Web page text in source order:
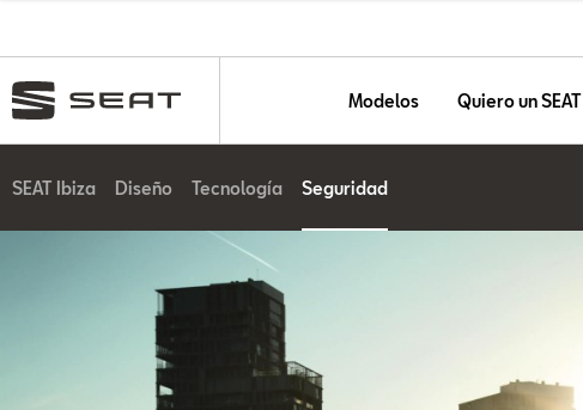
Modelos Quiero un SEAT
SEAT Ibiza Diseño Tecnología Seguridad